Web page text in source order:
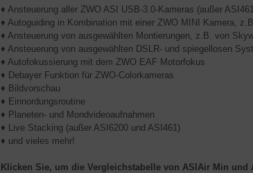
♦ Ansteuerung aller ZWO ASI USB-3.0-Kameras (außer
♦ Autoguiding in Kombination mit einer ZWO MINI Kamera,
♦ Ansteuerung von ausgewählten Montierungen, z.B. von
♦ Ansteuerung von ausgewählten DSLR- und spiegellosen
♦ Autofokussierung mit dem ZWO EAF Motorfokus
♦ Debayer Funktion für ZWO-Colorkameras
♦ Bildvorschau
♦ Einnordungsroutine
♦ Planeten- und Mondvideoaufnahmen
♦ Live Stacking (außer ASI6200 und ASI461)
♦ und vieles mehr!
Klicken Sie, um die Vergleichstabelle von ASIAir Min und